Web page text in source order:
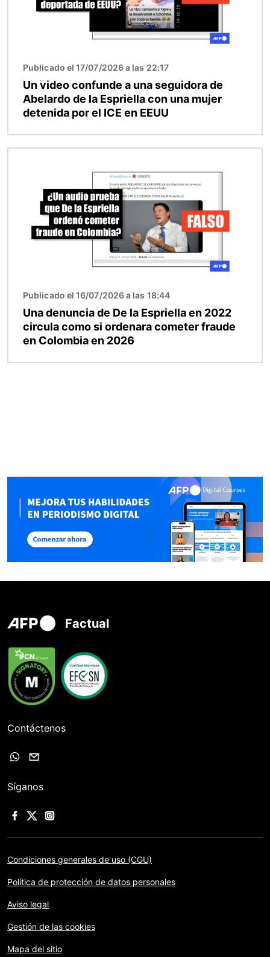
Publicado el 17/07/2026 a las 22:17
Un video confunde a una seguidora de
Abelardo de la Espriella con una mujer
detenida por el ICE en EEUU
Publicado el 16/07/2026 a las 18:44
Una denuncia de De la Espriella en 2022
circula como si ordenara cometer fraude
en Colombia en 2026
Factual
Contáctenos
Síganos
Condiciones generales de uso (CGU)
Política de protección de datos personales
Aviso legal
Gestión de las cookies
Mapa del sitio